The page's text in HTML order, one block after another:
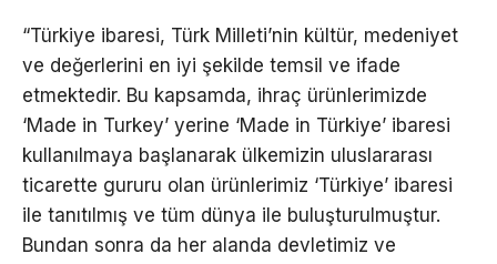
“Türkiye ibaresi, Türk Milleti’nin kültür, medeniyet
ve değerlerini en iyi şekilde temsil ve ifade
etmektedir. Bu kapsamda, ihraç ürünlerimizde
‘Made in Turkey’ yerine ‘Made in Türkiye’ ibaresi
kullanılmaya başlanarak ülkemizin uluslararası
ticarette gururu olan ürünlerimiz ‘Türkiye’ ibaresi
ile tanıtılmış ve tüm dünya ile buluşturulmuştur.
Bundan sonra da her alanda devletimiz ve